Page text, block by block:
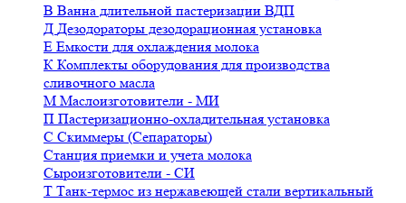
В Ванна длительной пастеризации ВДП
Д Дезодораторы дезодорационная установка
Е Емкости для охлаждения молока
К Комплекты оборудования для производства
сливочного масла
М Маслоизготовители - МИ
П Пастеризационно-охладительная установка
С Скиммеры (Сепараторы)
Станция приемки и учета молока
Сыроизготовители - СИ
Т Танк-термос из нержавеющей стали вертикальный